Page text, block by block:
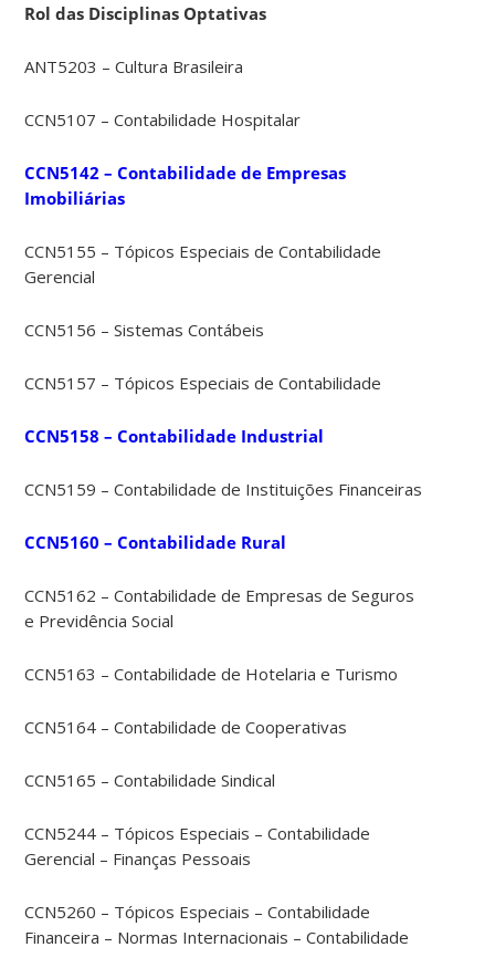
Rol das Disciplinas Optativas
ANT5203 – Cultura Brasileira
CCN5107 – Contabilidade Hospitalar
CCN5142 – Contabilidade de Empresas
Imobiliárias
CCN5155 – Tópicos Especiais de Contabilidade
Gerencial
CCN5156 – Sistemas Contábeis
CCN5157 – Tópicos Especiais de Contabilidade
CCN5158 – Contabilidade Industrial
CCN5159 – Contabilidade de Instituições Financeiras
CCN5160 – Contabilidade Rural
CCN5162 – Contabilidade de Empresas de Seguros
e Previdência Social
CCN5163 – Contabilidade de Hotelaria e Turismo
CCN5164 – Contabilidade de Cooperativas
CCN5165 – Contabilidade Sindical
CCN5244 – Tópicos Especiais – Contabilidade
Gerencial – Finanças Pessoais
CCN5260 – Tópicos Especiais – Contabilidade
Financeira – Normas Internacionais – Contabilidade